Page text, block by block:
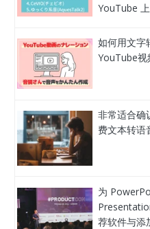
YouTube
如何用文字
YouTube视
非常适合确
费文本转语
为
荐软件与添